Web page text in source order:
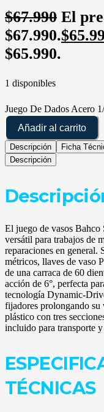
$67.990 El
$67.990.$
$65.990.
1 disponibles
Juego De Dados Acero
Añadir al carrito
Descripción
Ficha
Descripción
El juego de vasos Bahco
versátil para trabajos de
reparaciones en general.
métricos, llaves de vaso
de una carraca de 60
acción de 6°, perfecta
tecnología Dynamic-
fijadores prolongando
plástico con tres
incluido para transporte
TÉCNICAS